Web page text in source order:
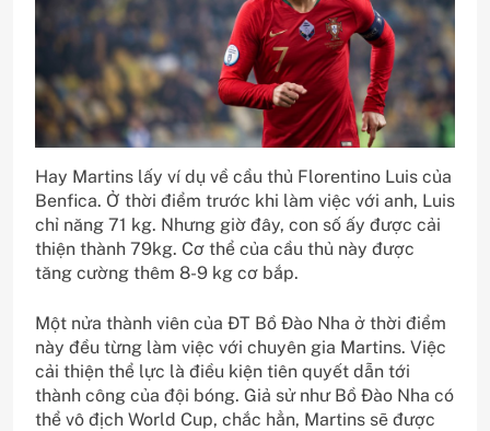
Hay Martins lấy ví dụ về cầu thủ Florentino Luis của
Benfica. Ở thời điểm trước khi làm việc với anh, Luis
chỉ năng 71 kg. Nhưng giờ đây, con số ấy được cải
thiện thành 79kg. Cơ thể của cầu thủ này được
tăng cường thêm 8-9 kg cơ bắp.
Một nửa thành viên của ĐT Bồ Đào Nha ở thời điểm
này đều từng làm việc với chuyên gia Martins. Việc
cải thiện thể lực là điều kiện tiên quyết dẫn tới
thành công của đội bóng. Giả sử như Bồ Đào Nha có
thể vô địch World Cup, chắc hẳn, Martins sẽ được